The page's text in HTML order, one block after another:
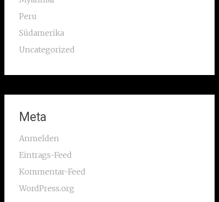
Peru
Südamerika
Uncategorized
Meta
Anmelden
Eintrags-Feed
Kommentar-Feed
WordPress.org